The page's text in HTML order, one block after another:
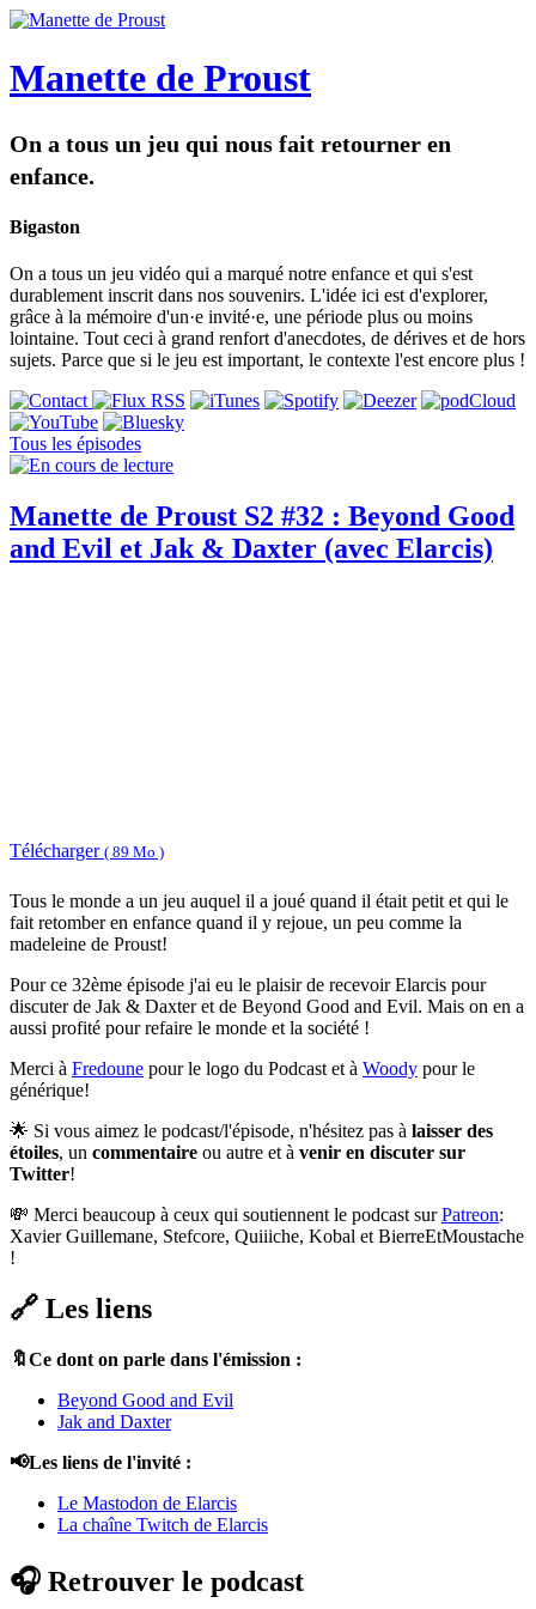
Manette de Proust
On a tous un jeu qui nous fait retourner en
enfance.
Bigaston
On a tous un jeu vidéo qui a marqué notre enfance et qui s'est
durablement inscrit dans nos souvenirs. L'idée ici est d'explorer,
grâce à la mémoire d'un·e invité·e, une période plus ou moins
lointaine. Tout ceci à grand renfort d'anecdotes, de dérives et de hors
sujets. Parce que si le jeu est important, le contexte l'est encore plus !
Tous les épisodes
Manette de Proust S2 #32 : Beyond Good
and Evil et Jak & Daxter (avec Elarcis)
Télécharger ( 89 Mo )
Tous le monde a un jeu auquel il a joué quand il était petit et qui le
fait retomber en enfance quand il y rejoue, un peu comme la
madeleine de Proust!
Pour ce 32ème épisode j'ai eu le plaisir de recevoir Elarcis pour
discuter de Jak & Daxter et de Beyond Good and Evil. Mais on en a
aussi profité pour refaire le monde et la société !
Merci à Fredoune pour le logo du Podcast et à Woody pour le
générique!
🌟 Si vous aimez le podcast/l'épisode, n'hésitez pas à laisser des
étoiles, un commentaire ou autre et à venir en discuter sur
Twitter!
💸 Merci beaucoup à ceux qui soutiennent le podcast surPatreon:
Xavier Guillemane, Stefcore, Quiiiche, Kobal et BierreEtMoustache
!
🔗 Les liens
🔖Ce dont on parle dans l'émission :
Beyond Good and Evil
Jak and Daxter
📢Les liens de l'invité :
Le Mastodon de Elarcis
La chaîne Twitch de Elarcis
🎧 Retrouver le podcast